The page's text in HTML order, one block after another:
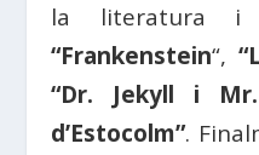
la literatura i
“Frankenstein“,
“Dr. Jekyll i
d’Estocolm”.